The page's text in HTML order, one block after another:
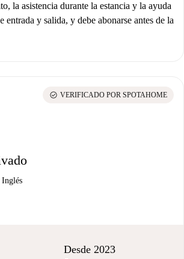
la asistencia durante la estancia y la ayuda
entrada y salida, y debe abonarse antes de la
Inglés
check_circle VERIFICADO POR SPOTAHOME
Desde 2023